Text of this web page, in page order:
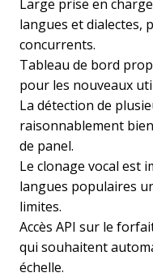
Large prise en
langues et dialectes,
concurrents.
Tableau de bord
pour les nouveaux
La détection de
raisonnablement
de panel.
Le clonage vocal est
langues populaires
limites.
Accès API sur le
qui souhaitent
échelle.